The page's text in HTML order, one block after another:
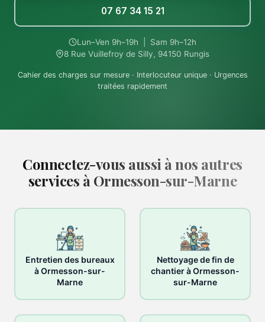
07 67 34 15 21
Lun–Ven 9h–19h | Sam 9h–12h
8 Rue Vuillefroy de Silly, 94150 Rungis
Cahier des charges sur mesure · Interlocuteur unique · Urgences
traitées rapidement
Connectez-vous aussi à nos autres
services à Ormesson-sur-Marne
Entretien des bureaux
à Ormesson-sur-
Marne
Nettoyage de fin de
chantier à Ormesson-
sur-Marne